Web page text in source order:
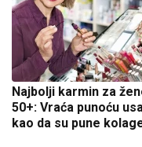
Najbolji karmin za
50+: Vraća punoću
kao da su pune